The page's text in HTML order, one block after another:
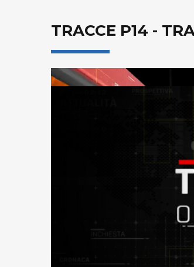
TRACCE P14 -